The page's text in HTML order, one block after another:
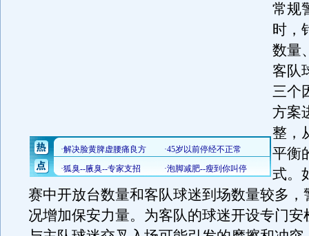
常规
时，
数量
客队
三个
方案
整，
平衡
式。
赛中开放台数量和客队球迷到场数量较多，
况增加保安力量。为客队的球迷开设专门安